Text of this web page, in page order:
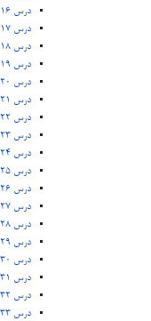
درس 116- لزگی ماهور
درس 117 - آرزوها
درس 118 - Di Provenza il mar il suol
درس 119 - In The Bleak Midwinter
درس 120 - May It Be
درس 121 - چهار مضراب ماهور
درس 122 - تغییر پوزیسیون
درس 123 - تمرین تغییر پوزیسیون سیم لا
درس 124 - تمرین تغییر پوزیسیون سیم می
درس 125 - تمرین تغییر پوزیسیون سیم ر
درس 126 - تمرین تغییر پوزیسیون سیم سل
درس 127 - گام "دو" در پوزیسیون سوم
درس 128 - گام "دو" با فاصله سوم
درس 129 - تمرین برای نت خوانی در پوزیسیون
درس 130 - گام سل در پوزیسیون سوم
درس 131 - گام سل با فاصله سوم
درس 132 - تمرین در پوزیسیون سوم در گام سل
درس 133 - گام "ر" در پوزیسیون سوم